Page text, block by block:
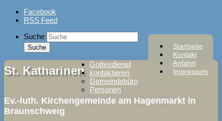
Skip
Facebook
RSS Feed
Startseite
Kontakt
Anfahrt
Impressum
Suche
St. Katharinen
Ev.-luth. Kirchengemeinde am Hagenmarkt in
Braunschweig
Gottesdienst
kontaktieren
Gemeindebüro
Personen